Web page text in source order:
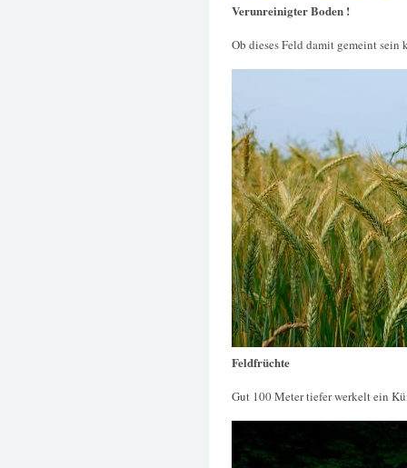
Verunreinigter Boden !
Ob dieses Feld damit gemeint sein
Feldfrüchte
Gut 100 Meter tiefer werkelt ein